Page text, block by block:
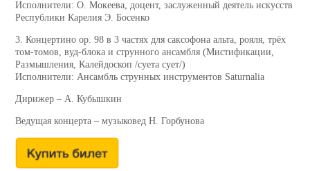
Исполнители: О. Мокеева, доцент, заслуженный деятель искусств
Республики Карелия Э. Босенко
3. Концертино ор. 98 в 3 частях для саксофона альта, рояля, трёх
том-томов, вуд-блока и струнного ансамбля (Мистификации,
Размышления, Калейдоскоп /суета сует/)
Исполнители: Ансамбль струнных инструментов Saturnalia
Дирижер – А. Кубышкин
Ведущая концерта – музыковед Н. Горбунова